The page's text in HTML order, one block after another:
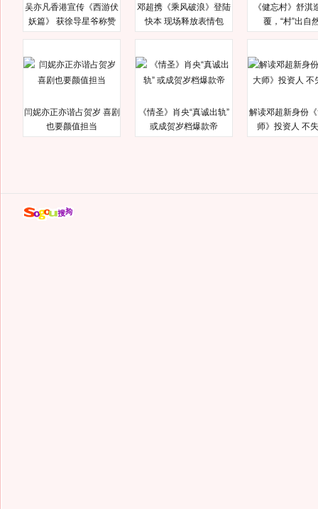
吴亦凡香港宣传《西游伏
妖篇》 获徐导星爷称赞
邓超携《乘风破浪》登陆
快本 现场释放表情包
《健忘村》舒淇
覆，“村”出自
闫妮亦正亦谐占贺岁 喜剧
也要颜值担当
《情圣》肖央“真诚出轨”
或成贺岁档爆款帝
解读邓超新身份
师》投资人 不